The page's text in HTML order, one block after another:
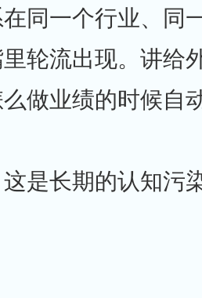
同一个行业、同
轮流出现。讲给
做业绩的时候自
是长期的认知污